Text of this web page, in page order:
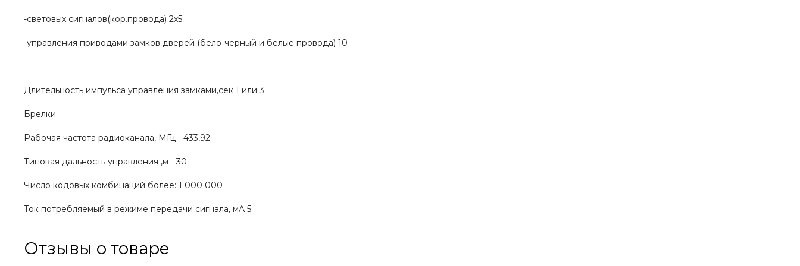
-световых сигналов(кор.провода) 2х5
-управления приводами замков дверей (бело-черный и белые провода) 10
Длительность импульса управления замками,сек 1 или 3.
Брелки
Рабочая частота радиоканала, МГц - 433,92
Типовая дальность управления ,м - 30
Число кодовых комбинаций более: 1 000 000
Ток потребляемый в режиме передачи сигнала, мА 5
Отзывы о товаре